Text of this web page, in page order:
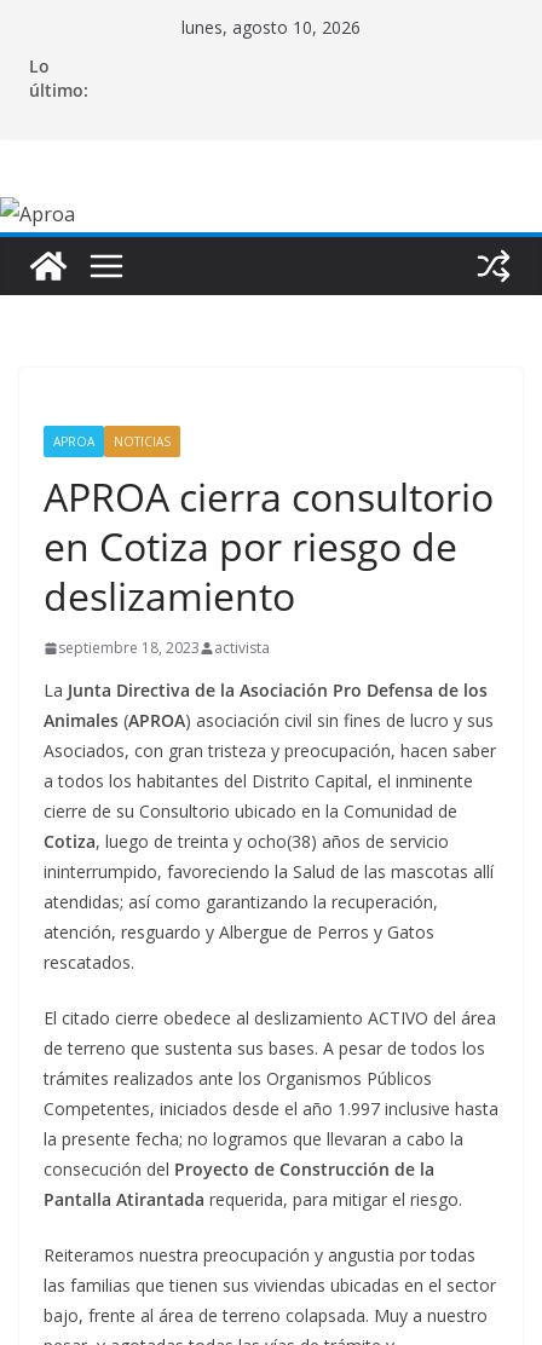
contenido
lunes, agosto 10, 2026
Lo
último:
APROA NOTICIAS
APROA cierra consultorio
en Cotiza por riesgo de
deslizamiento
septiembre 18, 2023 activista
La Junta Directiva de la Asociación Pro Defensa de los
Animales (APROA) asociación civil sin fines de lucro y sus
Asociados, con gran tristeza y preocupación, hacen saber
a todos los habitantes del Distrito Capital, el inminente
cierre de su Consultorio ubicado en la Comunidad de
Cotiza, luego de treinta y ocho(38) años de servicio
ininterrumpido, favoreciendo la Salud de las mascotas allí
atendidas; así como garantizando la recuperación,
atención, resguardo y Albergue de Perros y Gatos
rescatados.
El citado cierre obedece al deslizamiento ACTIVO del área
de terreno que sustenta sus bases. A pesar de todos los
trámites realizados ante los Organismos Públicos
Competentes, iniciados desde el año 1.997 inclusive hasta
la presente fecha; no logramos que llevaran a cabo la
consecución del Proyecto de Construcción de la
Pantalla Atirantada requerida, para mitigar el riesgo.
Reiteramos nuestra preocupación y angustia por todas
las familias que tienen sus viviendas ubicadas en el sector
bajo, frente al área de terreno colapsada. Muy a nuestro